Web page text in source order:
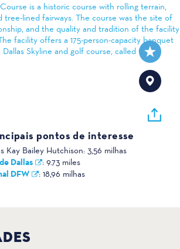
is a historic course with rolling terrain,
tree-lined fairways. The course was the site of
and the quality and tradition of the facility
facility offers a 175-person-capacity banquet
Skyline and golf course, called the
pontos de interesse
Kay Bailey Hutchison: 3,56 milhas
Dallas : 9.73 miles
DFW : 18,96 milhas